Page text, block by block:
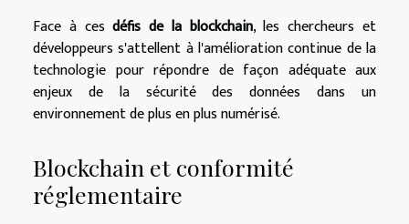
Face à cesdéfis de la blockchain, les chercheurs et
développeurs s'attellent à l'amélioration continue de la
technologie pour répondre de façon adéquate aux
enjeux de la sécurité des données dans un
environnement de plus en plus numérisé.
Blockchain et conformité
réglementaire